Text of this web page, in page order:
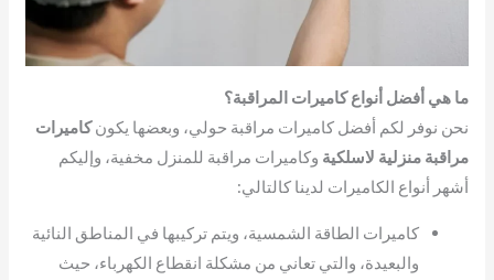
ما هي أفضل أنواع كاميرات المراقبة؟
نحن نوفر لكم أفضل كاميرات مراقبة حولي، وبعضها يكونكاميرات
مراقبة منزلية لاسلكية وكاميرات مراقبة للمنزل مخفية، وإليكم
أشهر أنواع الكاميرات لدينا كالتالي:
كاميرات الطاقة الشمسية، ويتم تركيبها في المناطق النائية
والبعيدة، والتي تعاني من مشكلة انقطاع الكهرباء، حيث